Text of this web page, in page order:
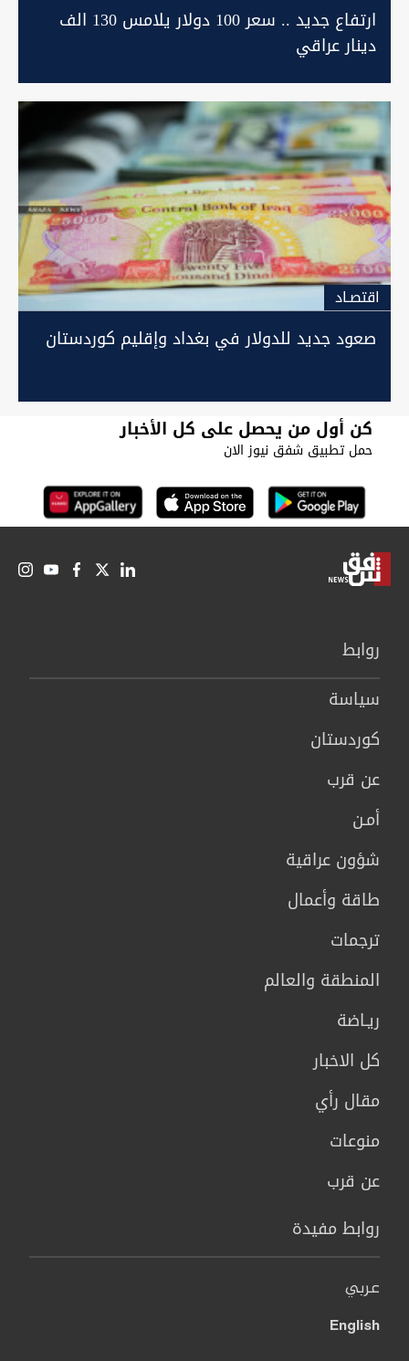
ارتفاع جديد .. سعر 100 دولار يلامس 130 الف
دينار عراقي
اقتصـاد
صعود جديد للدولار في بغداد وإقليم كوردستان
كن أول من يحصل على كل الأخبار
حمل تطبيق شفق نيوز الان
روابط
سیاسة
كوردستان
عن قرب
أمـن
شؤون عراقية
طاقة وأعمال
ترجمات
المنطقة والعالم
ريـاضة
كل الاخبار
مقال رأي
منوعات
عن قرب
روابط مفيدة
عربي
English